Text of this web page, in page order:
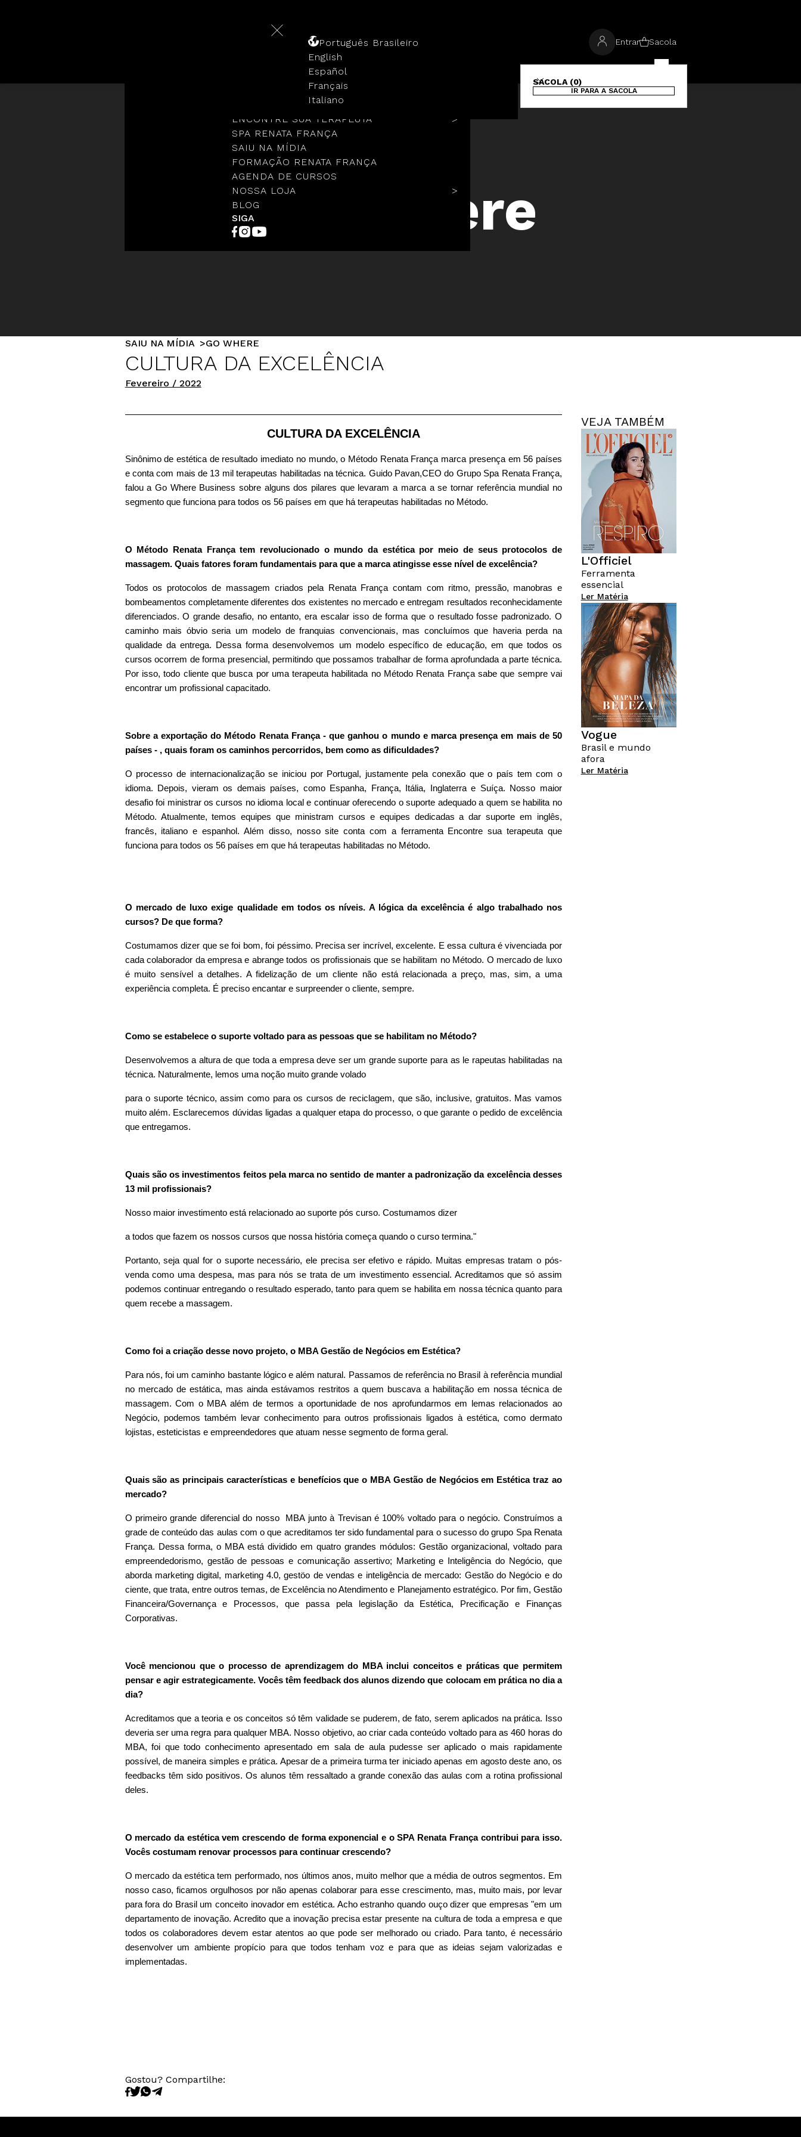
NOSSA HISTÓRIA
ENCONTRE SUA TERAPEUTA
SPA RENATA FRANÇA
SAIU NA MÍDIA
FORMAÇÃO RENATA FRANÇA
AGENDA DE CURSOS
NOSSA LOJA
BLOG
SIGA
Português Brasileiro
English
Español
Français
Italiano
Entrar Sacola
SACOLA (0)
IR PARA A SACOLA
Go Where
SAIU NA MÍDIA GO WHERE
CULTURA DA EXCELÊNCIA
Fevereiro / 2022
CULTURA DA EXCELÊNCIA
Sinônimo de estética de resultado imediato no mundo, o Método Renata França marca presença em 56 países
e conta com mais de 13 mil terapeutas habilitadas na técnica. Guido Pavan,CEO do Grupo Spa Renata França,
falou a Go Where Business sobre alguns dos pilares que levaram a marca a se tornar referência mundial no
segmento que funciona para todos os 56 países em que há terapeutas habilitadas no Método.
O Método Renata França tem revolucionado o mundo da estética por meio de seus protocolos de
massagem. Quais fatores foram fundamentais para que a marca atingisse esse nível de excelência?
Todos os protocolos de massagem criados pela Renata França contam com ritmo, pressão, manobras e
bombeamentos completamente diferentes dos existentes no mercado e entregam resultados reconhecidamente
diferenciados. O grande desafio, no entanto, era escalar isso de forma que o resultado fosse padronizado. O
caminho mais óbvio seria um modelo de franquias convencionais, mas concluímos que haveria perda na
qualidade da entrega. Dessa forma desenvolvemos um modelo específico de educação, em que todos os
cursos ocorrem de forma presencial, permitindo que possamos trabalhar de forma aprofundada a parte técnica.
Por isso, todo cliente que busca por uma terapeuta habilitada no Método Renata França sabe que sempre vai
encontrar um profissional capacitado.
Sobre a exportação do Método Renata França - que ganhou o mundo e marca presença em mais de 50
países - , quais foram os caminhos percorridos, bem como as dificuldades?
O processo de internacionalização se iniciou por Portugal, justamente pela conexão que o país tem com o
idioma. Depois, vieram os demais países, como Espanha, França, Itália, Inglaterra e Suíça. Nosso maior
desafio foi ministrar os cursos no idioma local e continuar oferecendo o suporte adequado a quem se habilita no
Método. Atualmente, temos equipes que ministram cursos e equipes dedicadas a dar suporte em inglês,
francês, italiano e espanhol. Além disso, nosso site conta com a ferramenta Encontre sua terapeuta que
funciona para todos os 56 países em que há terapeutas habilitadas no Método.
O mercado de luxo exige qualidade em todos os níveis. A lógica da excelência é algo trabalhado nos
cursos? De que forma?
Costumamos dizer que se foi bom, foi péssimo. Precisa ser incrível, excelente. E essa cultura é vivenciada por
cada colaborador da empresa e abrange todos os profissionais que se habilitam no Método. O mercado de luxo
é muito sensível a detalhes. A fidelização de um cliente não está relacionada a preço, mas, sim, a uma
experiência completa. É preciso encantar e surpreender o cliente, sempre.
Como se estabelece o suporte voltado para as pessoas que se habilitam no Método?
Desenvolvemos a altura de que toda a empresa deve ser um grande suporte para as le rapeutas habilitadas na
técnica. Naturalmente, lemos uma noção muito grande volado
para o suporte técnico, assim como para os cursos de reciclagem, que são, inclusive, gratuitos. Mas vamos
muito além. Esclarecemos dúvidas ligadas a qualquer etapa do processo, o que garante o pedido de excelência
que entregamos.
Quais são os investimentos feitos pela marca no sentido de manter a padronização da excelência desses
13 mil profissionais?
Nosso maior investimento está relacionado ao suporte pós curso. Costumamos dizer
a todos que fazem os nossos cursos que nossa história começa quando o curso termina."
Portanto, seja qual for o suporte necessário, ele precisa ser efetivo e rápido. Muitas empresas tratam o pós-
venda como uma despesa, mas para nós se trata de um investimento essencial. Acreditamos que só assim
podemos continuar entregando o resultado esperado, tanto para quem se habilita em nossa técnica quanto para
quem recebe a massagem.
Como foi a criação desse novo projeto, o MBA Gestão de Negócios em Estética?
Para nós, foi um caminho bastante lógico e além natural. Passamos de referência no Brasil à referência mundial
no mercado de estática, mas ainda estávamos restritos a quem buscava a habilitação em nossa técnica de
massagem. Com o MBA além de termos a oportunidade de nos aprofundarmos em lemas relacionados ao
Negócio, podemos também levar conhecimento para outros profissionais ligados à estética, como dermato
lojistas, esteticistas e empreendedores que atuam nesse segmento de forma geral.
Quais são as principais características e benefícios que o MBA Gestão de Negócios em Estética traz ao
mercado?
O primeiro grande diferencial do nosso MBA junto à Trevisan é 100% voltado para o negócio. Construímos a
grade de conteúdo das aulas com o que acreditamos ter sido fundamental para o sucesso do grupo Spa Renata
França. Dessa forma, o MBA está dividido em quatro grandes módulos: Gestão organizacional, voltado para
empreendedorismo, gestão de pessoas e comunicação assertivo; Marketing e Inteligência do Negócio, que
aborda marketing digital, marketing 4.0, gestöo de vendas e inteligência de mercado: Gestão do Negócio e do
ciente, que trata, entre outros temas, de Excelência no Atendimento e Planejamento estratégico. Por fim, Gestão
Financeira/Governança e Processos, que passa pela legislação da Estética, Precificação e Finanças
Corporativas.
Você mencionou que o processo de aprendizagem do MBA inclui conceitos e práticas que permitem
pensar e agir estrategicamente. Vocês têm feedback dos alunos dizendo que colocam em prática no dia a
dia?
Acreditamos que a teoria e os conceitos só têm validade se puderem, de fato, serem aplicados na prática. Isso
deveria ser uma regra para qualquer MBA. Nosso objetivo, ao criar cada conteúdo voltado para as 460 horas do
MBA, foi que todo conhecimento apresentado em sala de aula pudesse ser aplicado o mais rapidamente
possível, de maneira simples e prática. Apesar de a primeira turma ter iniciado apenas em agosto deste ano, os
feedbacks têm sido positivos. Os alunos têm ressaltado a grande conexão das aulas com a rotina profissional
deles.
O mercado da estética vem crescendo de forma exponencial e o SPA Renata França contribui para isso.
Vocês costumam renovar processos para continuar crescendo?
O mercado da estética tem performado, nos últimos anos, muito melhor que a média de outros segmentos. Em
nosso caso, ficamos orgulhosos por não apenas colaborar para esse crescimento, mas, muito mais, por levar
para fora do Brasil um conceito inovador em estética. Acho estranho quando ouço dizer que empresas "em um
departamento de inovação. Acredito que a inovação precisa estar presente na cultura de toda a empresa e que
todos os colaboradores devem estar atentos ao que pode ser melhorado ou criado. Para tanto, é necessário
desenvolver um ambiente propício para que todos tenham voz e para que as ideias sejam valorizadas e
implementadas.
VEJA TAMBÉM
L'Officiel
Ferramenta
essencial
Ler Matéria
Vogue
Brasil e mundo
afora
Ler Matéria
Gostou? Compartilhe: